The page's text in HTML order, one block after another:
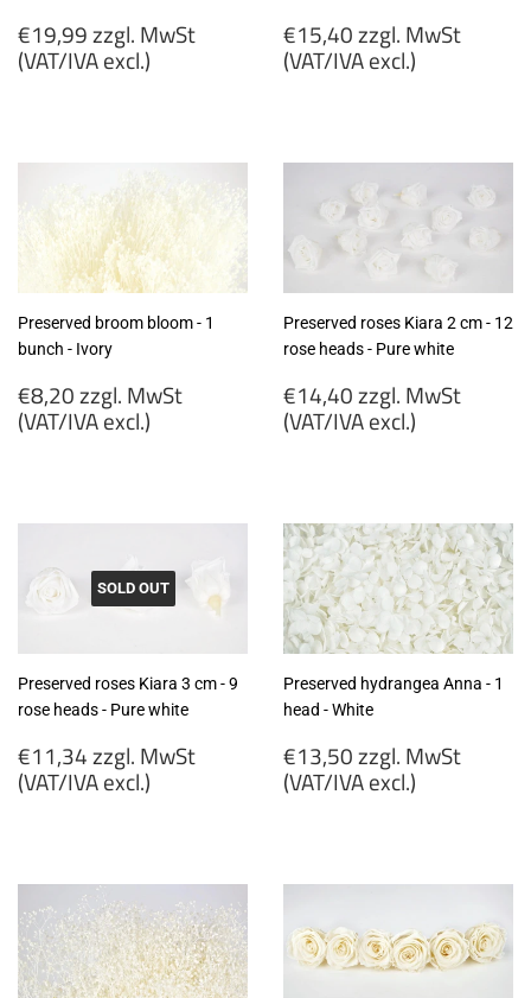
Regular
price
€19,99 zzgl. MwSt
(VAT/IVA excl.)
MwSt
(VAT/IVA
excl.)
Regular
price
€15,40 zzgl. MwSt
(VAT/IVA excl.)
MwSt
(VAT/IVA
excl.)
Preserved broom bloom - 1
bunch - Ivory
Regular
price
€8,20 zzgl. MwSt
(VAT/IVA excl.)
MwSt
excl.)
Preserved roses Kiara 2 cm - 12
rose heads - Pure white
Regular
price
€14,40 zzgl. MwSt
(VAT/IVA excl.)
MwSt
(VAT/IVA
excl.)
SOLD OUT
Preserved roses Kiara 3 cm - 9
rose heads - Pure white
Regular
price
€11,34 zzgl. MwSt
(VAT/IVA excl.)
MwSt
(VAT/IVA
excl.)
Preserved hydrangea Anna - 1
head - White
Regular
price
€13,50 zzgl. MwSt
(VAT/IVA excl.)
MwSt
excl.)